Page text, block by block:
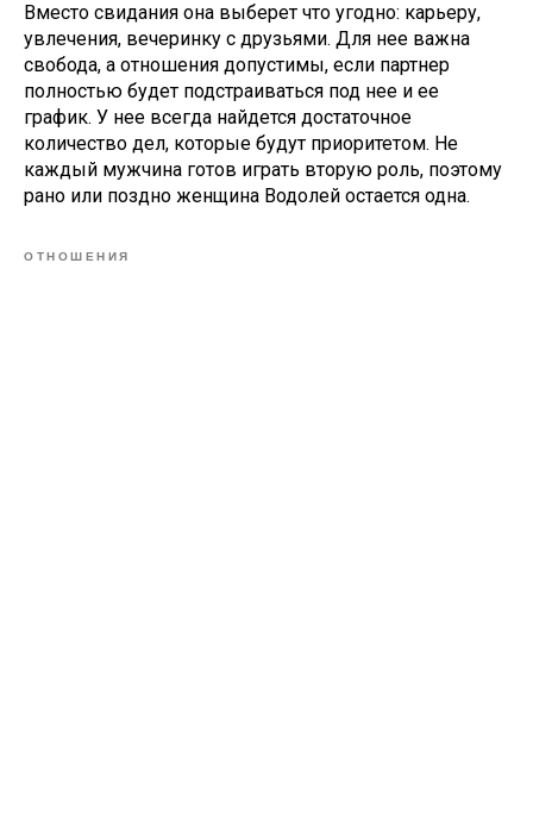
Вместо свидания она выберет что угодно: карьеру,
увлечения, вечеринку с друзьями. Для нее важна
свобода, а отношения допустимы, если партнер
полностью будет подстраиваться под нее и ее
график. У нее всегда найдется достаточное
количество дел, которые будут приоритетом. Не
каждый мужчина готов играть вторую роль, поэтому
рано или поздно женщина Водолей остается одна.
ОТНОШЕНИЯ